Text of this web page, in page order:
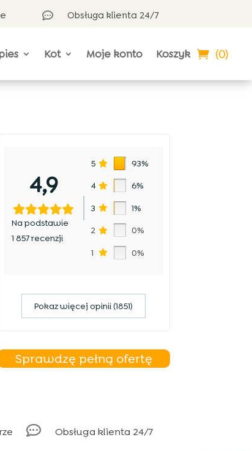
 Obsługa klienta 24/7
Kot Moje konto Koszyk (0)
4,9
Na podstawie
1 857 recenzji
5 93%
4 6%
3 1%
2 0%
1 0%
Pokaz więcej opinii (1851)
Sprawdzę pełną ofertę
 Obsługa klienta 24/7